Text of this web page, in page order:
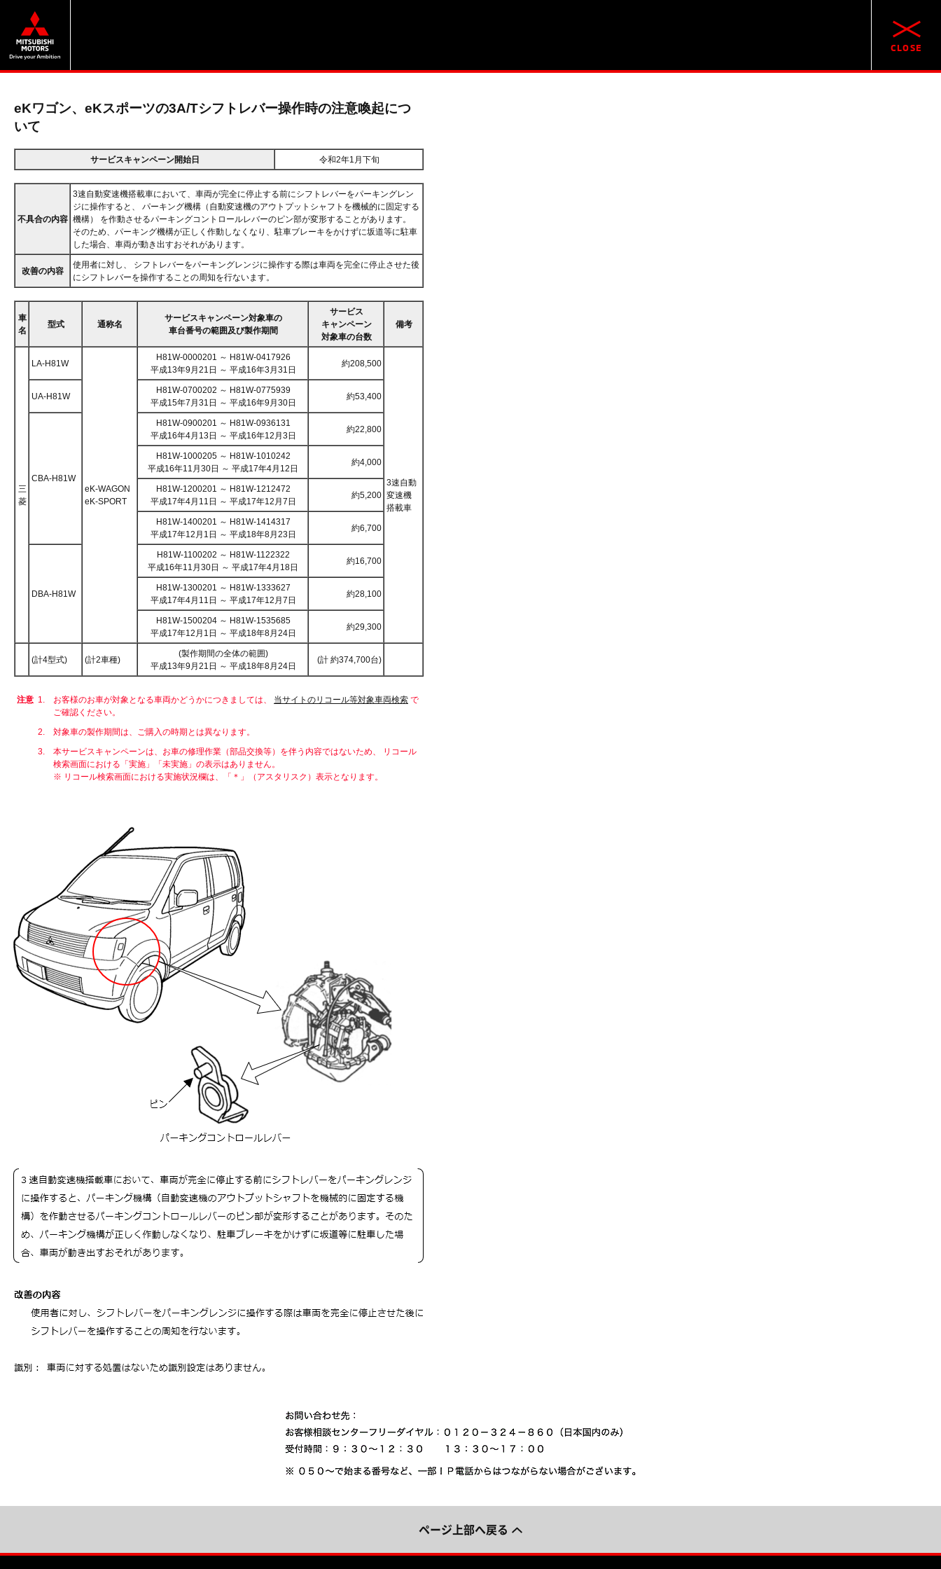
eKワゴン、eKスポーツの3A/Tシフトレバー操作時の注意喚起につ
いて
サービスキャンペーン開始日 令和2年1月下旬
不具合の内容
3速自動変速機搭載車において、車両が完全に停止する前にシフトレバーをパーキングレン
ジに操作すると、 パーキング機構（自動変速機のアウトプットシャフトを機械的に固定する
機構） を作動させるパーキングコントロールレバーのピン部が変形することがあります。
そのため、パーキング機構が正しく作動しなくなり、駐車ブレーキをかけずに坂道等に駐車
した場合、車両が動き出すおそれがあります。
改善の内容
使用者に対し、 シフトレバーをパーキングレンジに操作する際は車両を完全に停止させた後
にシフトレバーを操作することの周知を行ないます。
車
名
型式 通称名
サービスキャンペーン対象車の
車台番号の範囲及び製作期間
サービス
キャンペーン
対象車の台数
備考
三
菱
LA-H81W
eK-WAGON
eK-SPORT
H81W-0000201 ～ H81W-0417926
平成13年9月21日 ～ 平成16年3月31日
約208,500
3速自動
変速機
搭載車
UA-H81W
H81W-0700202 ～ H81W-0775939
平成15年7月31日 ～ 平成16年9月30日
約53,400
CBA-H81W
H81W-0900201 ～ H81W-0936131
平成16年4月13日 ～ 平成16年12月3日
約22,800
H81W-1000205 ～ H81W-1010242
平成16年11月30日 ～ 平成17年4月12日
約4,000
H81W-1200201 ～ H81W-1212472
平成17年4月11日 ～ 平成17年12月7日
約5,200
H81W-1400201 ～ H81W-1414317
平成17年12月1日 ～ 平成18年8月23日
約6,700
DBA-H81W
H81W-1100202 ～ H81W-1122322
平成16年11月30日 ～ 平成17年4月18日
約16,700
H81W-1300201 ～ H81W-1333627
平成17年4月11日 ～ 平成17年12月7日
約28,100
H81W-1500204 ～ H81W-1535685
平成17年12月1日 ～ 平成18年8月24日
約29,300
(計4型式) (計2車種)
(製作期間の全体の範囲)
平成13年9月21日 ～ 平成18年8月24日
(計 約374,700台)
注意 1. お客様のお車が対象となる車両かどうかにつきましては、 当サイトのリコール等対象車両検索 で
ご確認ください。
2.
対象車の製作期間は、ご購入の時期とは異なります。
3.
本サービスキャンペーンは、お車の修理作業（部品交換等）を伴う内容ではないため、 リコール
検索画面における「実施」「未実施」の表示はありません。
※ リコール検索画面における実施状況欄は、「＊」（アスタリスク）表示となります。
ページ上部へ戻る